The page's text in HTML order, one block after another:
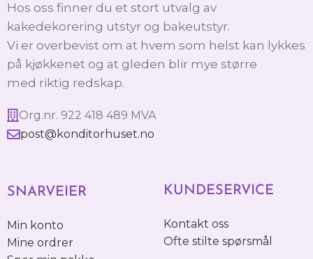
Hos oss finner du et stort utvalg av
kakedekorering utstyr og bakeutstyr.
Vi er overbevist om at hvem som helst kan lykkes
på kjøkkenet og at gleden blir mye større
med riktig redskap.
Org.nr. 922 418 489 MVA
post@konditorhuset.no
SNARVEIER
Min konto
Mine ordrer
KUNDESERVICE
Kontakt oss
Ofte stilte spørsmål